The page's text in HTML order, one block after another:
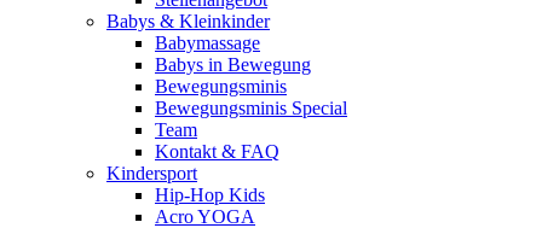
Babys & Kleinkinder
Babymassage
Babys in Bewegung
Bewegungsminis
Bewegungsminis Special
Team
Kontakt & FAQ
Kindersport
Hip-Hop Kids
Acro YOGA